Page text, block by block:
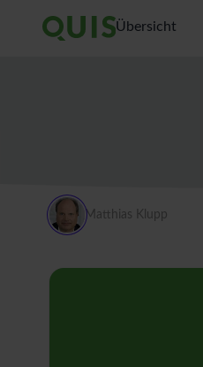
Übersicht
Matthias Klupp